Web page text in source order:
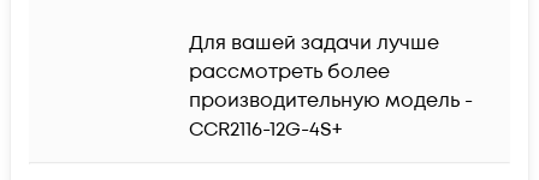
Для вашей задачи лучше
рассмотреть более
производительную модель -
CCR2116-12G-4S+